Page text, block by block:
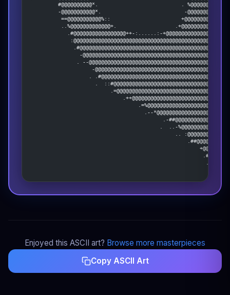
#@@@@@@@@@@*.                           .
-@@@@@@@@@@@*.                           -
==@@@@@@@@@@@%::
..%@@@@@@@@@@@@@+.
.#@@@@@@@@@@@@@@@@@++-:......:-
-
. --
-
.
.
.--
Enjoyed this ASCII art? Browse more masterpieces
Copy ASCII Art